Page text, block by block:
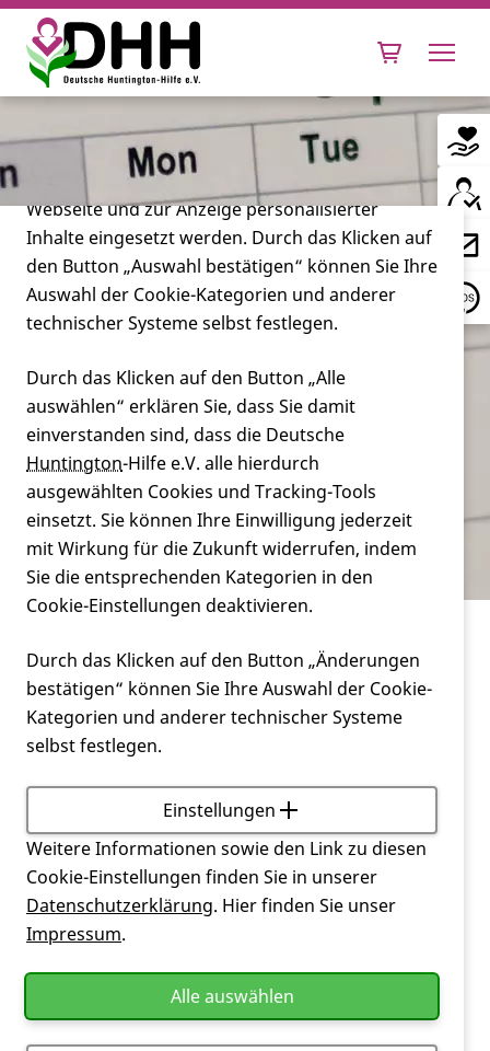
Leben mit Huntington
Forschung
Miteinander
Verein
Service
Termine
Hier der Überblick über alle Termine in
chronologischer Reihenfolge.
Unsere nächsten Termine
Cookie-Einstellungen
Diese Webseite setzt verschiedene Cookies und
Tracking-Tools ein. Dies beinhaltet Cookies und
Tracking-Tools, die für den Betrieb der Webseite
technisch notwendig sind, die zu statistischen
Zwecken sowie zur besseren Bedienbarkeit der
Webseite und zur Anzeige personalisierter
Inhalte eingesetzt werden. Durch das Klicken auf
den Button „Auswahl bestätigen“ können Sie Ihre
Auswahl der Cookie-Kategorien und anderer
technischer Systeme selbst festlegen.
Durch das Klicken auf den Button „Alle
auswählen“ erklären Sie, dass Sie damit
einverstanden sind, dass die Deutsche
Huntington-Hilfe e.V. alle hierdurch
ausgewählten Cookies und Tracking-Tools
einsetzt. Sie können Ihre Einwilligung jederzeit
mit Wirkung für die Zukunft widerrufen, indem
Sie die entsprechenden Kategorien in den
Cookie-Einstellungen deaktivieren.
Durch das Klicken auf den Button „Änderungen
bestätigen“ können Sie Ihre Auswahl der Cookie-
Kategorien und anderer technischer Systeme
selbst festlegen.
Einstellungen
Weitere Informationen sowie den Link zu diesen
Cookie-Einstellungen finden Sie in unserer
Datenschutzerklärung. Hier finden Sie unser
Impressum.
Alle auswählen